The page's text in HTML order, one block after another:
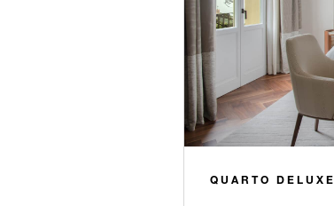
QUARTO DELUXE